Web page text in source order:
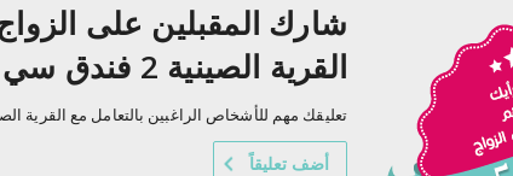
شارك المقبلين على
القرية الصينية 2 فندق سي فيو
تعليقك مهم للأشخاص الراغبين بالتعامل مع القرية الصينية 2 فندق
أضف تعليقاً